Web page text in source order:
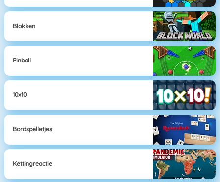
Blokken
Pinball
10x10
Bordspelletjes
Kettingreactie